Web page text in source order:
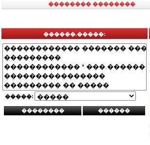
�������� ��������
������.�����:
�����: